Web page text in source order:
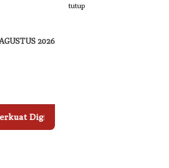
tutup
2026
Layanan, Perumda Parkir